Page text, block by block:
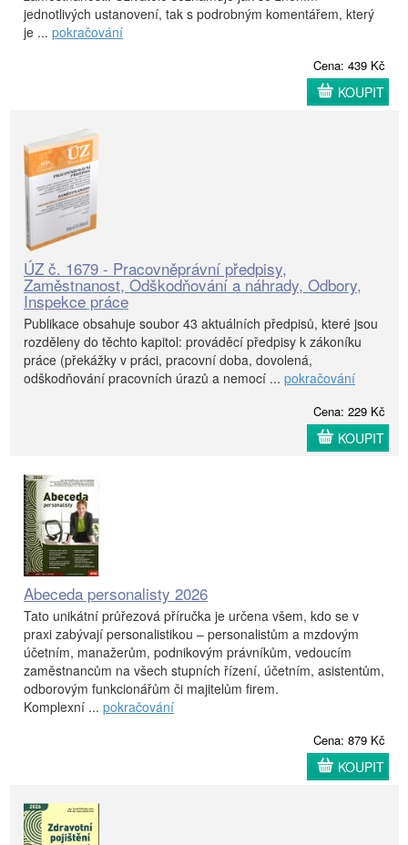
jednotlivých ustanovení, tak s podrobným komentářem, který
je ... pokračování
Cena: 439 Kč
KOUPIT
ÚZ č. 1679 - Pracovněprávní předpisy,
Zaměstnanost, Odškodňování a náhrady, Odbory,
Inspekce práce
Publikace obsahuje soubor 43 aktuálních předpisů, které jsou
rozděleny do těchto kapitol: prováděcí předpisy k zákoníku
práce (překážky v práci, pracovní doba, dovolená,
odškodňování pracovních úrazů a nemocí ... pokračování
Cena: 229 Kč
KOUPIT
Abeceda personalisty 2026
Tato unikátní průřezová příručka je určena všem, kdo se v
praxi zabývají personalistikou – personalistům a mzdovým
účetním, manažerům, podnikovým právníkům, vedoucím
zaměstnancům na všech stupních řízení, účetním, asistentům,
odborovým funkcionářům či majitelům firem.
Komplexní ... pokračování
Cena: 879 Kč
KOUPIT